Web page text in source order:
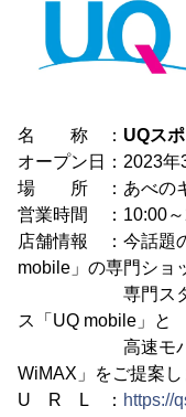
名 称 ： UQス
オープン日：2023年
場 所 ：あべのキ
営業時間 ：10:00～
店舗情報 ：今話題
mobile」の専門ショ
専門スタッフ
ス「UQ mobile」と
高速モバイル
WiMAX」をご提案し
U R L ： https://